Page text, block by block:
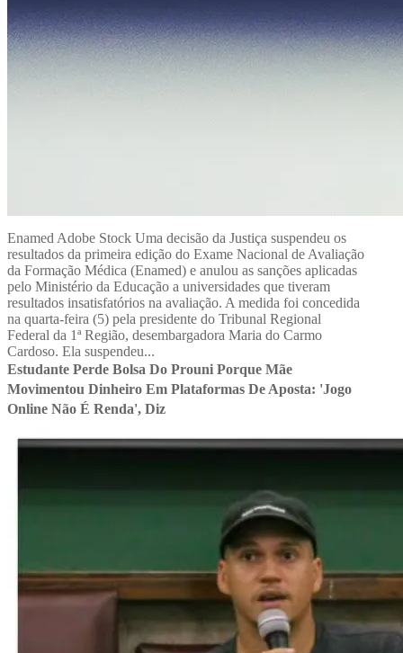
Enamed Adobe Stock Uma decisão da Justiça suspendeu os
resultados da primeira edição do Exame Nacional de Avaliação
da Formação Médica (Enamed) e anulou as sanções aplicadas
pelo Ministério da Educação a universidades que tiveram
resultados insatisfatórios na avaliação. A medida foi concedida
na quarta-feira (5) pela presidente do Tribunal Regional
Federal da 1ª Região, desembargadora Maria do Carmo
Cardoso. Ela suspendeu...
Estudante Perde Bolsa Do Prouni Porque Mãe
Movimentou Dinheiro Em Plataformas De Aposta: 'Jogo
Online Não É Renda', Diz